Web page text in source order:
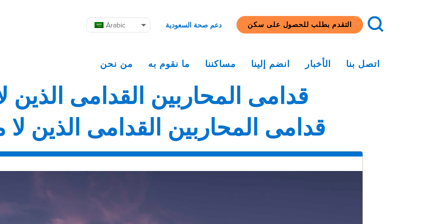
Arabic دعم صحة السعودية التقدم بطلب للحصول على سكن
من نحن ما نقوم به مساكننا انضم إلينا الأخبار اتصل بنا
قدامى المحاربين القدامى الذين
قدامى المحاربين القدامى الذين